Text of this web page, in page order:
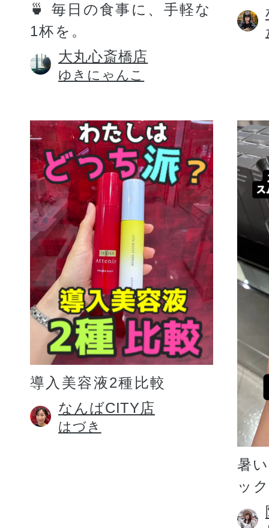
スキンケア人気ライン
ドレススノー
ドレスリフト
プリマモイスト
スキンクリア
クレンズオイル
🍵 毎日の食事に、手軽な
1杯を。
大丸心斎橋店
ゆきにゃんこ
導入美容液2種比較
なんばCITY店
はづき
暑
ッ